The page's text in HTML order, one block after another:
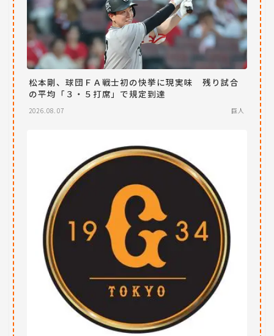
松本剛、球団ＦＡ戦士初の快挙に現実味 残り試合
の平均「３・５打席」で規定到達
2026.08.07 巨人